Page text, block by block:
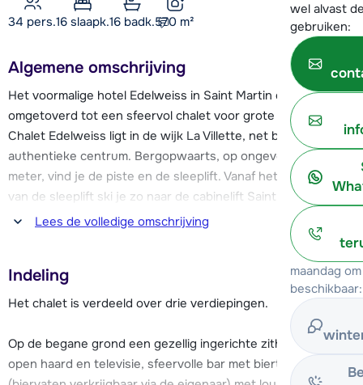
wel alvast
gebruiken:
maandag
beschikbaar:
34 pers.16 slaapk.16 badk.570 m²
Algemene omschrijving
Het voormalige hotel Edelweiss in Saint Martin de Belleville is
omgetoverd tot een sfeervol chalet voor grote groepen. Het
Chalet Edelweiss ligt in de wijk La Villette, net buiten het
authentieke centrum. Bergopwaarts, op ongeveer 250
meter, vind je de piste en de sleeplift. Vanaf het bergstation
van de sleeplift ski je zo naar de cabinelift Saint Martin 1,
waarvandaan je de pistes richting Méribel of Les Menuires
kunt gaan ontdekken. Bij de cabinelift bevindt zich de
verzamelplaats voor de skilessen en Club Piou Piou voor de
kleinere kinderen.
Het centrum is op ongeveer 200 meter afstand. Hier vind je
een aantal gezellige restaurants, winkels en de skiverhuur.
Na een actieve dag in de sneeuw kan je heerlijk ontspannen
Lees de volledige omschrijving
Indeling
Het chalet is verdeeld over drie verdiepingen.
Op de begane grond een gezellig ingerichte zithoek met
open haard en televisie, sfeervolle bar met biertap